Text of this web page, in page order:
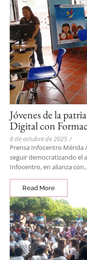
Jóvenes de la
Digital con
8 de octubre de 2025 /
Prensa Infocentro Mérida
seguir democratizando el
Infocentro, en alianza
Read More